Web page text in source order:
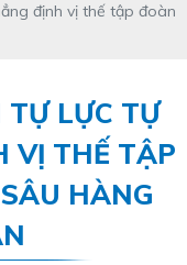
định vị thế tập đoàn
TỰ LỰC TỰ
VỊ THẾ TẬP
HÀNG